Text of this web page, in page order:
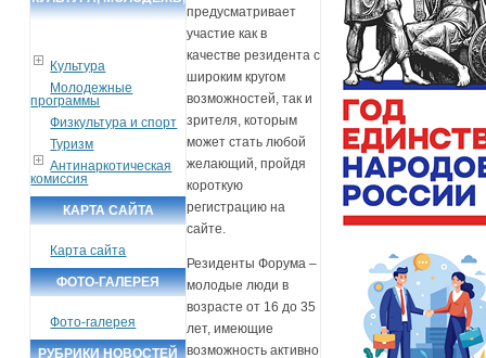
Культура
Молодежные
программы
Физкультура и спорт
Туризм
Антинаркотическая
комиссия
КАРТА САЙТА
Карта сайта
ФОТО-ГАЛЕРЕЯ
Фото-галерея
РУБРИКИ НОВОСТЕЙ
предусматривает
участие как в
качестве резидента с
широким кругом
возможностей, так и
зрителя, которым
может стать любой
желающий, пройдя
короткую
регистрацию на
сайте.
Резиденты Форума –
молодые люди в
возрасте от 16 до 35
лет, имеющие
возможность активно